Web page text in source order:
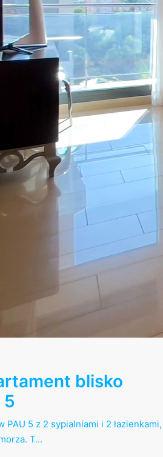
blisko
5
PAU 5 z 2 sypialniami i 2 łazienkami,
T…